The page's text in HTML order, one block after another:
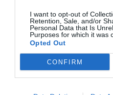
I want to opt-out of
Retention, Sale, and/or
Personal Data that Is
Purposes for which it was
Opted Out
CONFIRM
Itinéraire
1 072 km (tiempo estimado9
de Tirlemont/N64 vers
Rue Zénobe